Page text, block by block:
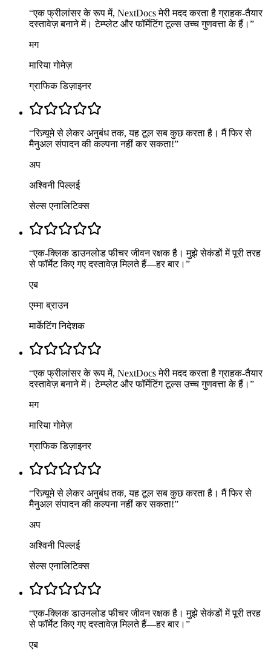
“एक फ्रीलांसर के रूप में, NextDocs मेरी मदद करता है ग्राहक-तैयार
दस्तावेज़ बनाने में। टेम्प्लेट और फॉर्मेटिंग टूल्स उच्च गुणवत्ता के हैं। ”
मग
मारिया गोमेज़
ग्राफिक डिज़ाइनर
“रिज़्यूमे से लेकर अनुबंध तक, यह टूल सब कुछ करता है। मैं फिर से
मैनुअल संपादन की कल्पना नहीं कर सकता!”
अप
अश्विनी पिल्लई
सेल्स एनालिटिक्स
“एक-क्लिक डाउनलोड फीचर जीवन रक्षक है। मुझे सेकंडों में पूरी तरह
से फॉर्मेट किए गए दस्तावेज़ मिलते हैं—हर बार। ”
एब
एम्मा ब्राउन
मार्केटिंग निदेशक
“एक फ्रीलांसर के रूप में, NextDocs मेरी मदद करता है ग्राहक-तैयार
दस्तावेज़ बनाने में। टेम्प्लेट और फॉर्मेटिंग टूल्स उच्च गुणवत्ता के हैं। ”
मग
मारिया गोमेज़
ग्राफिक डिज़ाइनर
“रिज़्यूमे से लेकर अनुबंध तक, यह टूल सब कुछ करता है। मैं फिर से
मैनुअल संपादन की कल्पना नहीं कर सकता!”
अप
अश्विनी पिल्लई
सेल्स एनालिटिक्स
“एक-क्लिक डाउनलोड फीचर जीवन रक्षक है। मुझे सेकंडों में पूरी तरह
से फॉर्मेट किए गए दस्तावेज़ मिलते हैं—हर बार। ”
एब